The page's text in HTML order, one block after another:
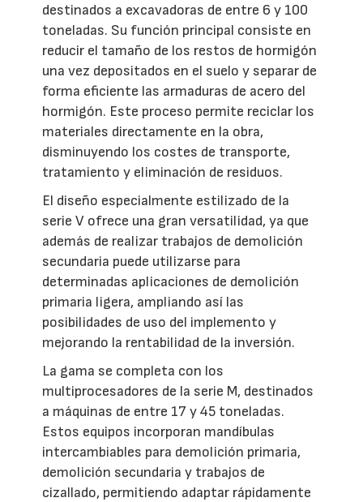
destinados a excavadoras de entre 6 y 100
toneladas. Su función principal consiste en
reducir el tamaño de los restos de hormigón
una vez depositados en el suelo y separar de
forma eficiente las armaduras de acero del
hormigón. Este proceso permite reciclar los
materiales directamente en la obra,
disminuyendo los costes de transporte,
tratamiento y eliminación de residuos.
El diseño especialmente estilizado de la
serie V ofrece una gran versatilidad, ya que
además de realizar trabajos de demolición
secundaria puede utilizarse para
determinadas aplicaciones de demolición
primaria ligera, ampliando así las
posibilidades de uso del implemento y
mejorando la rentabilidad de la inversión.
La gama se completa con los
multiprocesadores de la serie M, destinados
a máquinas de entre 17 y 45 toneladas.
Estos equipos incorporan mandíbulas
intercambiables para demolición primaria,
demolición secundaria y trabajos de
cizallado, permitiendo adaptar rápidamente